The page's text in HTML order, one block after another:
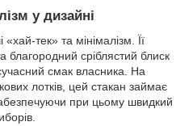
у дизайні
тек» та мінімалізм. Її
сріблястий блиск
смак власника. На
лотків, цей стакан займає
при цьому швидкий